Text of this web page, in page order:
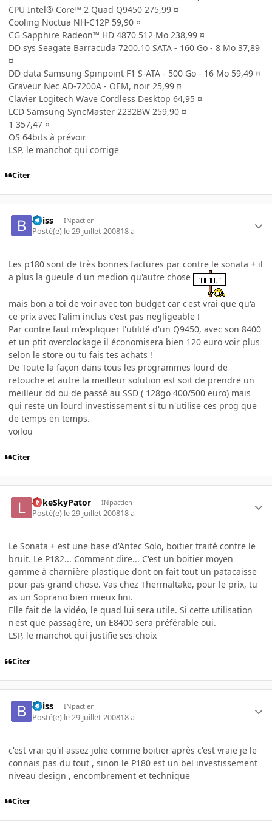
CPU Intel® Core™ 2 Quad Q9450 275,99 ¤
Cooling Noctua NH-C12P 59,90 ¤
CG Sapphire Radeon™ HD 4870 512 Mo 238,99 ¤
DD sys Seagate Barracuda 7200.10 SATA - 160 Go - 8 Mo 37,89
¤
DD data Samsung Spinpoint F1 S-ATA - 500 Go - 16 Mo 59,49 ¤
Graveur Nec AD-7200A - OEM, noir 25,99 ¤
Clavier Logitech Wave Cordless Desktop 64,95 ¤
LCD Samsung SyncMaster 2232BW 259,90 ¤
1 357,47 ¤
OS 64bits à prévoir
LSP, le manchot qui corrige
Citer
bliiss INpactien
Posté(e) le 29 juillet 200818 a
Les p180 sont de très bonnes factures par contre le sonata + il
a plus la gueule d'un medion qu'autre chose
mais bon a toi de voir avec ton budget car c'est vrai que qu'a
ce prix avec l'alim inclus c'est pas negligeable !
Par contre faut m'expliquer l'utilité d'un Q9450, avec son 8400
et un ptit overclockage il économisera bien 120 euro voir plus
selon le store ou tu fais tes achats !
De Toute la façon dans tous les programmes lourd de
retouche et autre la meilleur solution est soit de prendre un
meilleur dd ou de passé au SSD ( 128go 400/500 euro) mais
qui reste un lourd investissement si tu n'utilise ces prog que
de temps en temps.
voilou
Citer
LukeSkyPator INpactien
Posté(e) le 29 juillet 200818 a
Le Sonata + est une base d'Antec Solo, boitier traité contre le
bruit. Le P182... Comment dire... C'est un boitier moyen
gamme à charnière plastique dont on fait tout un patacaisse
pour pas grand chose. Vas chez Thermaltake, pour le prix, tu
as un Soprano bien mieux fini.
Elle fait de la vidéo, le quad lui sera utile. Si cette utilisation
n'est que passagère, un E8400 sera préférable oui.
LSP, le manchot qui justifie ses choix
Citer
bliiss INpactien
Posté(e) le 29 juillet 200818 a
c'est vrai qu'il assez jolie comme boitier après c'est vraie je le
connais pas du tout , sinon le P180 est un bel investissement
niveau design , encombrement et technique
Citer